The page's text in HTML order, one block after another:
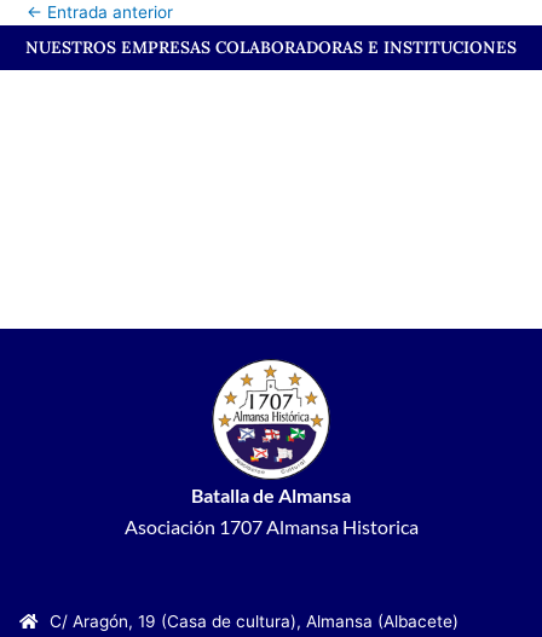
← Entrada anterior
NUESTROS EMPRESAS COLABORADORAS E INSTITUCIONES
Batalla de Almansa
Asociación 1707 Almansa Historica
C/ Aragón, 19 (Casa de cultura), Almansa (Albacete)